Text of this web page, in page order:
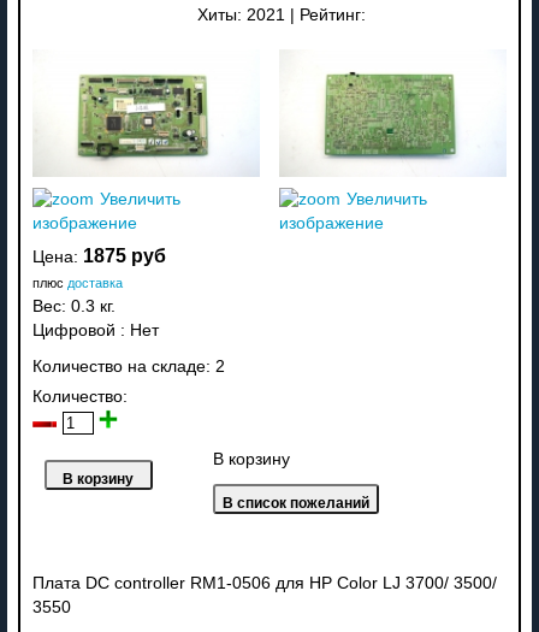
Хиты: 2021 Рейтинг:
Увеличить
изображение
Увеличить
изображение
Цена: 1875 руб
плюс доставка
Вес: 0.3 кг.
Цифровой : Нет
Количество на складе: 2
Количество:
В корзину
Плата DC controller RM1-0506 для HP Color LJ 3700/ 3500/
3550